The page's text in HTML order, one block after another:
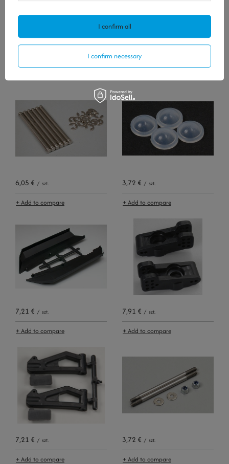
16,04 €
6,05 € / szt.
+ Add to compare
3,72 € / szt.
+ Add to compare
7,21 € / szt.
+ Add to compare
7,91 € / szt.
+ Add to compare
7,21 € / szt.
+ Add to compare
3,72 € / szt.
+ Add to compare
I confirm necessary
I confirm all